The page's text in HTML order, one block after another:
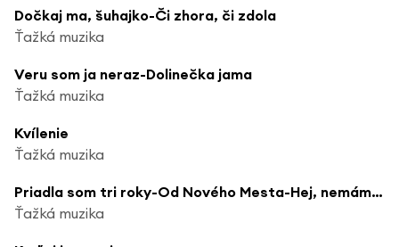
Dočkaj ma, šuhajko-Či zhora, či zdola
Ťažká muzika
Veru som ja neraz-Dolinečka jama
Ťažká muzika
Kvílenie
Ťažká muzika
Priadla som tri roky-Od Nového Mesta-Hej, nemám, nemám, de by vzala
Ťažká muzika